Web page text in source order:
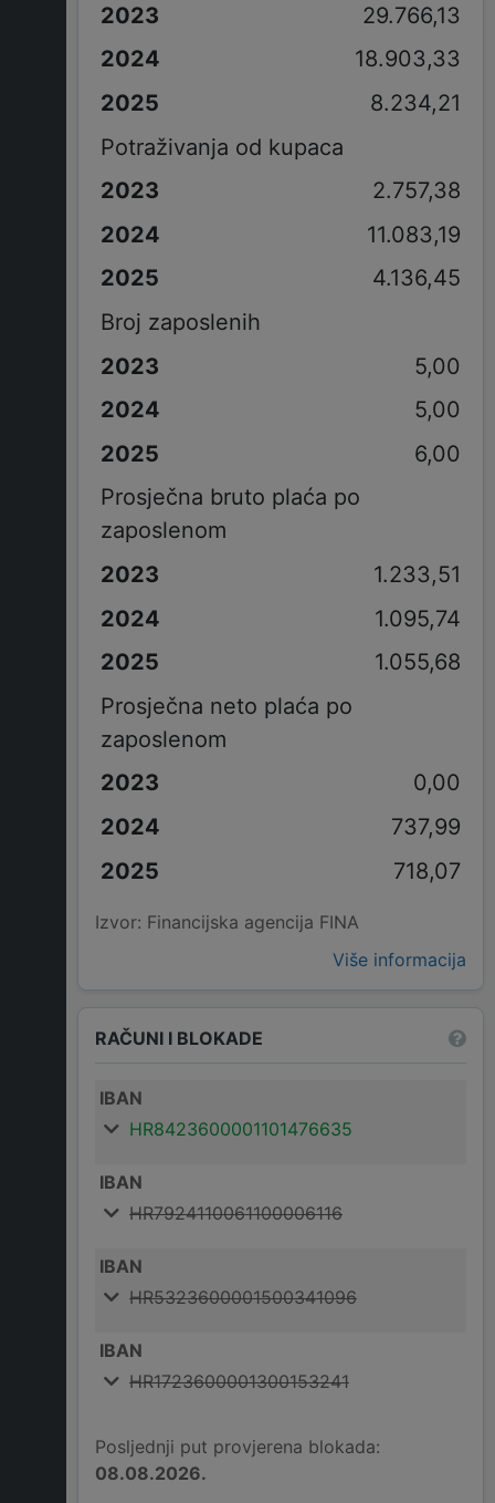
29.766,13
18.903,33
8.234,21
Potraživanja od kupaca
2.757,38
11.083,19
4.136,45
Broj zaposlenih
5,00
5,00
6,00
Prosječna bruto plaća po
zaposlenom
1.233,51
1.095,74
1.055,68
Prosječna neto plaća po
zaposlenom
0,00
737,99
718,07
Izvor: Financijska agencija FINA
Više informacija
RAČUNI I BLOKADE
IBAN
HR8423600001101476635
IBAN
HR7924110061100006116
IBAN
HR5323600001500341096
IBAN
HR1723600001300153241
Posljednji put provjerena blokada:
08.08.2026.